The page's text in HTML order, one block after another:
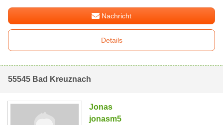
Nachricht
Details
55545 Bad Kreuznach
Jonas
jonasm5